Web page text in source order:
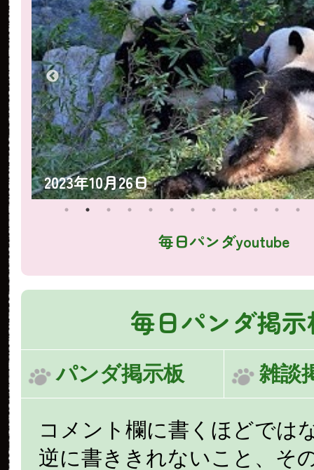
2023年10月26日
毎日パンダyoutube
毎日パンダ掲
パンダ掲示板 雑談
コメント欄に書くほどでは
逆に書ききれないこと、そ